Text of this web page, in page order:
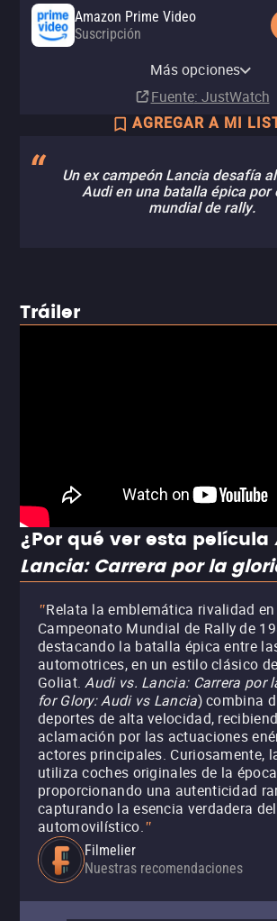
Amazon Prime Video
Suscripción
Amazon Video
Apple TV Store
Claro video
Más opciones
Fuente: JustWatch
AGREGAR A MI
Un ex campeón Lancia desafía
Audi en una batalla épica por
mundial de rally.
Tráiler
¿Por qué ver esta película
Lancia: Carrera por la
"Relata la emblemática rivalidad en
Campeonato Mundial de Rally de
destacando la batalla épica entre
automotrices, en un estilo clásico
Goliat.Audi vs. Lancia: Carrera por
for Glory: Audi vs Lancia)combina
deportes de alta velocidad,
aclamación por las actuaciones
actores principales. Curiosamente,
utiliza coches originales de la
proporcionando una autenticidad
capturando la esencia verdadera
automovilístico."
Filmelier
Nuestras recomendaciones